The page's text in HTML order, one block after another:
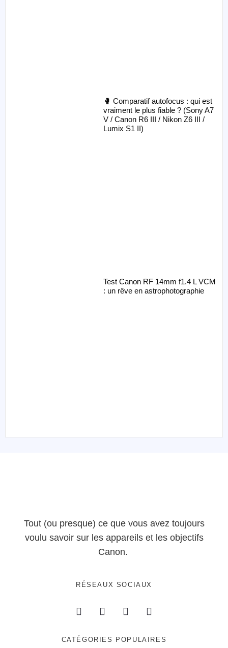
🥊 Comparatif autofocus : qui est
vraiment le plus fiable ? (Sony A7
V / Canon R6 III / Nikon Z6 III /
Lumix S1 II)
Test Canon RF 14mm f1.4 L VCM
: un rêve en astrophotographie
Tout (ou presque) ce que vous avez toujours
voulu savoir sur les appareils et les objectifs
Canon.
RÉSEAUX SOCIAUX
CATÉGORIES POPULAIRES